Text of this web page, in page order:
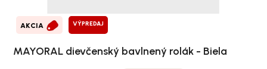
AKCIA VÝPREDAJ
MAYORAL dievčenský bavlnený rolák - Biela